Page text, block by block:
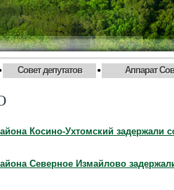
Совет депутатов • Аппарат
Косино-Ухтомский
Северное Измайлово